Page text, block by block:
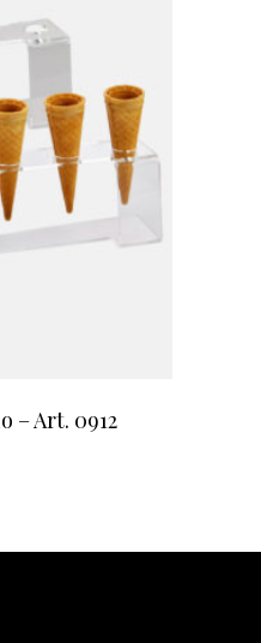
– Art. 0912